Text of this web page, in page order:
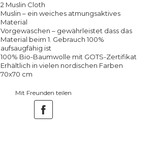
2 Muslin Cloth
Muslin – ein weiches atmungsaktives
Material
Vorgewaschen – gewährleistet dass das
Material beim 1. Gebrauch 100%
aufsaugfähig ist
100% Bio-Baumwolle mit GOTS-Zertifikat
Erhältlich in vielen nordischen Farben
70x70 cm
Mit Freunden teilen